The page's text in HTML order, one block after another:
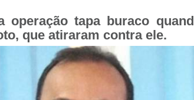
operação tapa buraco
que atiraram contra ele.